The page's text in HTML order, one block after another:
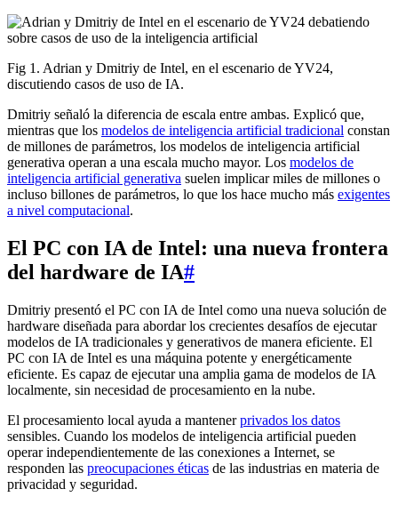
Fig 1. Adrian y Dmitriy de Intel, en el escenario de YV24,
discutiendo casos de uso de IA.
Dmitriy señaló la diferencia de escala entre ambas. Explicó que,
mientras que los modelos de inteligencia artificial tradicional constan
de millones de parámetros, los modelos de inteligencia artificial
generativa operan a una escala mucho mayor. Los modelos de
inteligencia artificial generativa suelen implicar miles de millones o
incluso billones de parámetros, lo que los hace mucho más exigentes
a nivel computacional.
El PC con IA de Intel: una nueva frontera
del hardware de IA#
Dmitriy presentó el PC con IA de Intel como una nueva solución de
hardware diseñada para abordar los crecientes desafíos de ejecutar
modelos de IA tradicionales y generativos de manera eficiente. El
PC con IA de Intel es una máquina potente y energéticamente
eficiente. Es capaz de ejecutar una amplia gama de modelos de IA
localmente, sin necesidad de procesamiento en la nube.
El procesamiento local ayuda a mantenerprivados los datos
sensibles. Cuando los modelos de inteligencia artificial pueden
operar independientemente de las conexiones a Internet, se
responden las preocupaciones éticas de las industrias en materia de
privacidad y seguridad.